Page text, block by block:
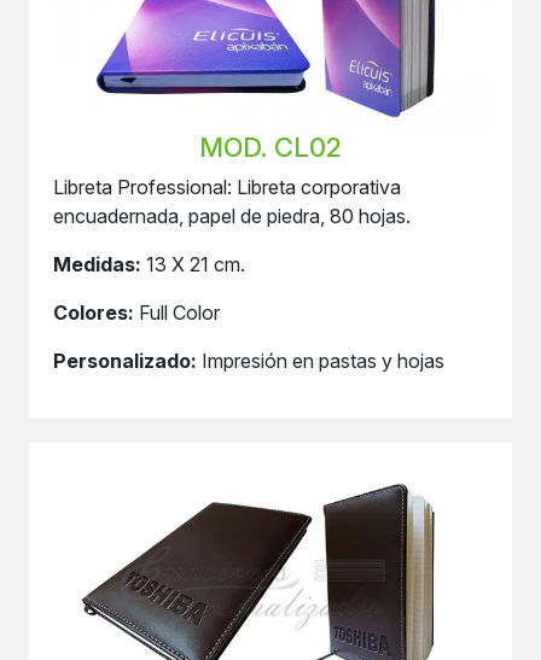
MOD. CL02
Libreta Professional: Libreta corporativa
encuadernada, papel de piedra, 80 hojas.
Medidas: 13 X 21 cm.
Colores: Full Color
Personalizado: Impresión en pastas y hojas